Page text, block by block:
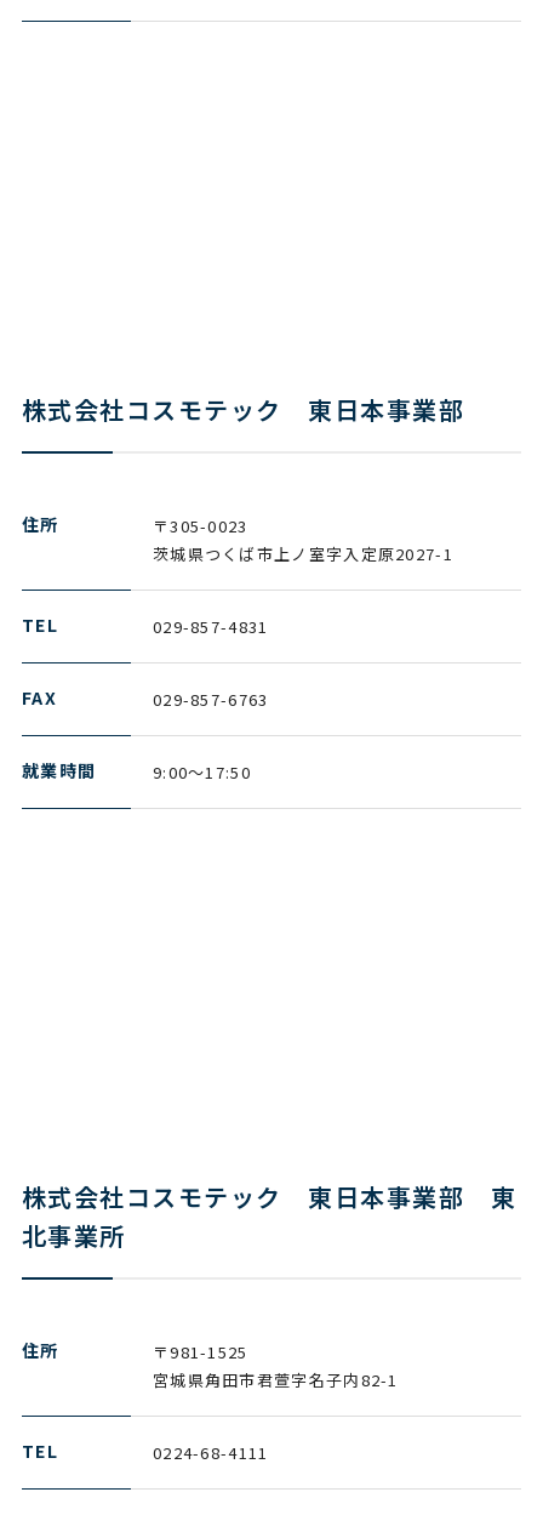
株式会社コスモテック 東日本事業部
住所
〒305-0023
茨城県つくば市上ノ室字入定原2027-1
TEL 029-857-4831
FAX 029-857-6763
就業時間 9:00～17:50
株式会社コスモテック 東日本事業部 東
北事業所
住所
〒981-1525
宮城県角田市君萱字名子内82-1
TEL 0224-68-4111